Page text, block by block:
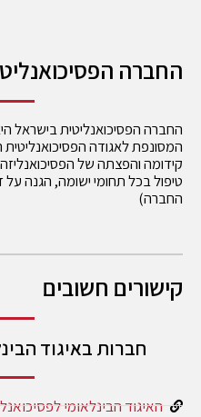
החברה
החברה הפסיכואנליטית בישראל
המסונפת לאגודה הפסיכואנליטית
קידומה והפצתה של הפסיכואנליזה
טיפול בכל תחומי ישומה, הגנה על
החברה)
קישורים חשובים
חברות באיגוד
האיגוד הבינלאומי